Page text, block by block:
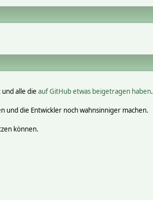
alle die auf GitHub etwas beigetragen haben.
und die Entwickler noch wahnsinniger machen.
können.